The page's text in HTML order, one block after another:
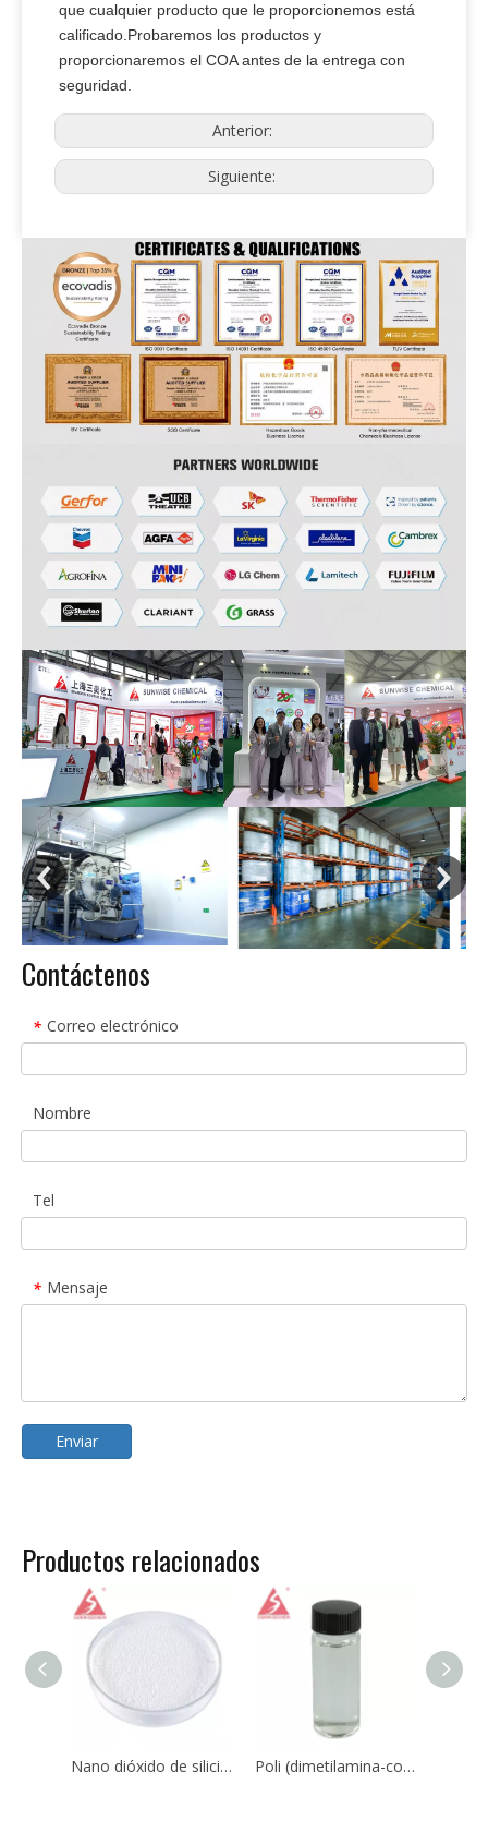
que cualquier producto que le proporcionemos está
calificado.Probaremos los productos y
proporcionaremos el COA antes de la entrega con
seguridad.
Anterior:
Siguiente:
Contáctenos
* Correo electrónico
Nombre
Tel
* Mensaje
Enviar
Productos relacionados
Nano dióxido de silicio Sio2 CAS 7631-86-9 para caucho de silicona Poli (dimetilamina-co-epiclorohidrina-co-etilendiamina) CAS No.:25988-97-0 / 39660-17-8